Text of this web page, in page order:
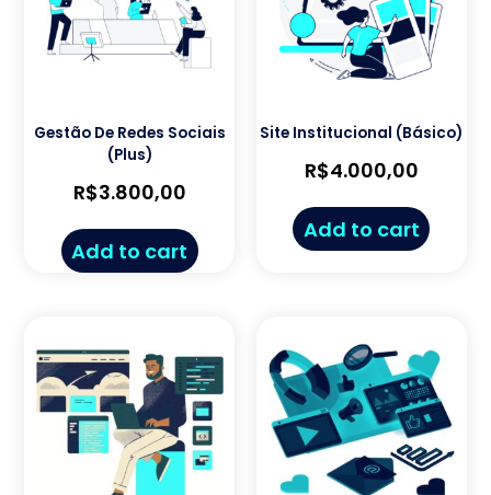
Gestão De Redes Sociais
(Plus)
R$3.800,00
Add to cart
Site Institucional (Básico)
R$4.000,00
Add to cart